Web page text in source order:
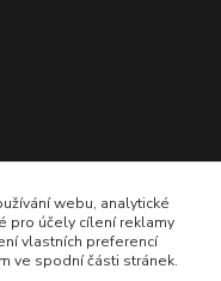
webu, analytické
pro účely cílení reklamy
vlastních preferencí
ve spodní části stránek.